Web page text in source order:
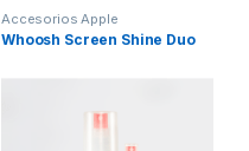
Accesorios Apple
Whoosh Screen Shine Duo